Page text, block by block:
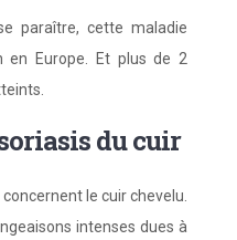
paraître, cette maladie
en Europe. Et plus de 2
du cuir
le cuir chevelu.
intenses dues à